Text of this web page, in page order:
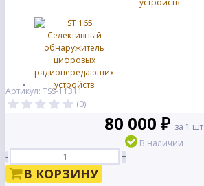
Артикул: TSS-11311
(0)
80 000 ₽ за 1 шт
В наличии
-
+
В КОРЗИНУ